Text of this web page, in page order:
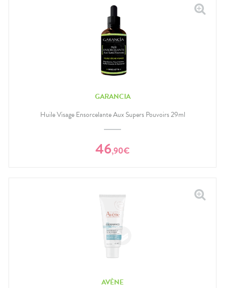
GARANCIA
Huile Visage Ensorcelante Aux Supers Pouvoirs 29ml
46,90€
AVÈNE